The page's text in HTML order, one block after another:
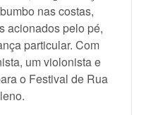
nas costas,
acionados pelo pé,
particular. Com
um violonista e
o Festival de Rua